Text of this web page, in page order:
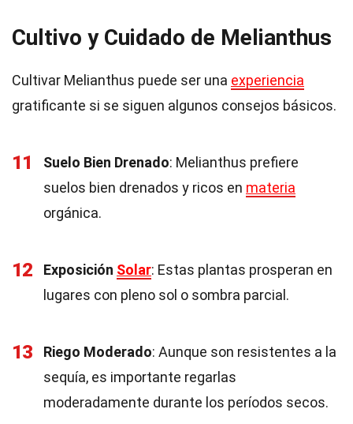
Cultivo y Cuidado de Melianthus
Cultivar Melianthus puede ser una experiencia
gratificante si se siguen algunos consejos básicos.
11 Suelo Bien Drenado: Melianthus prefiere
suelos bien drenados y ricos en materia
orgánica.
12 Exposición Solar: Estas plantas prosperan en
lugares con pleno sol o sombra parcial.
13 Riego Moderado: Aunque son resistentes a la
sequía, es importante regarlas
moderadamente durante los períodos secos.